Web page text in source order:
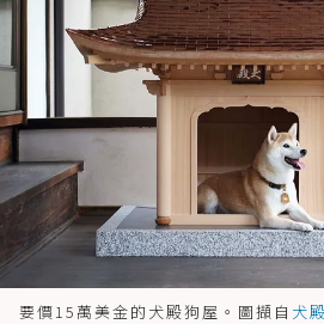
要價15萬美金的犬殿狗屋。圖擷自 犬